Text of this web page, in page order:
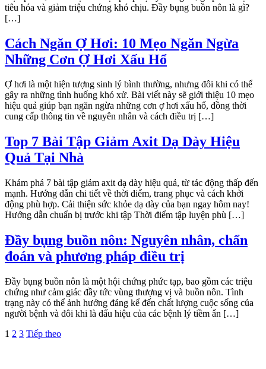
tiêu hóa và giảm triệu chứng khó chịu. Đầy bụng buồn nôn là gì?
[…]
Cách Ngăn Ợ Hơi: 10 Mẹo Ngăn Ngừa
Những Cơn Ợ Hơi Xấu Hổ
Ợ hơi là một hiện tượng sinh lý bình thường, nhưng đôi khi có thể
gây ra những tình huống khó xử. Bài viết này sẽ giới thiệu 10 mẹo
hiệu quả giúp bạn ngăn ngừa những cơn ợ hơi xấu hổ, đồng thời
cung cấp thông tin về nguyên nhân và cách điều trị […]
Top 7 Bài Tập Giảm Axit Dạ Dày Hiệu
Quả Tại Nhà
Khám phá 7 bài tập giảm axit dạ dày hiệu quả, từ tác động thấp đến
mạnh. Hướng dẫn chi tiết về thời điểm, trang phục và cách khởi
động phù hợp. Cải thiện sức khỏe dạ dày của bạn ngay hôm nay!
Hướng dẫn chuẩn bị trước khi tập Thời điểm tập luyện phù […]
Đầy bụng buồn nôn: Nguyên nhân, chẩn
đoán và phương pháp điều trị
Đầy bụng buồn nôn là một hội chứng phức tạp, bao gồm các triệu
chứng như cảm giác đầy tức vùng thượng vị và buồn nôn. Tình
trạng này có thể ảnh hưởng đáng kể đến chất lượng cuộc sống của
người bệnh và đôi khi là dấu hiệu của các bệnh lý tiềm ẩn […]
Phân
1 2 3 Tiếp theo